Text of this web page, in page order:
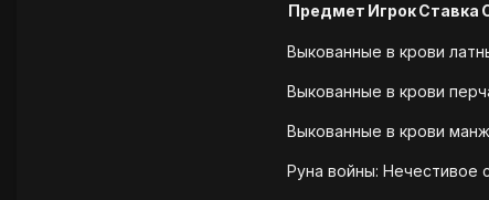
Предмет ИгрокСтавка
Выкованные в крови
Выкованные в крови
Выкованные в крови
Руна войны: Нечестивое